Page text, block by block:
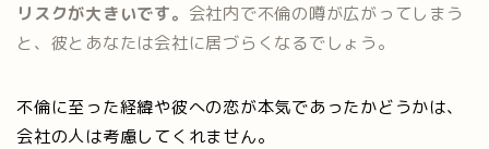
リスクが大きいです。 会社内で不倫の噂が広がってしまう
と、彼とあなたは会社に居づらくなるでしょう。
不倫に至った経緯や彼への恋が本気であったかどうかは、
会社の人は考慮してくれません。